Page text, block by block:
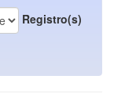
Registro(s)